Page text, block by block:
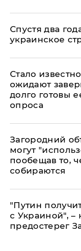
Спустя два
украинское
Стало
ожидают
долго готовы
опроса
Загородний
могут
пообещав то,
собираются
"Путин
с Украиной", –
предостерег